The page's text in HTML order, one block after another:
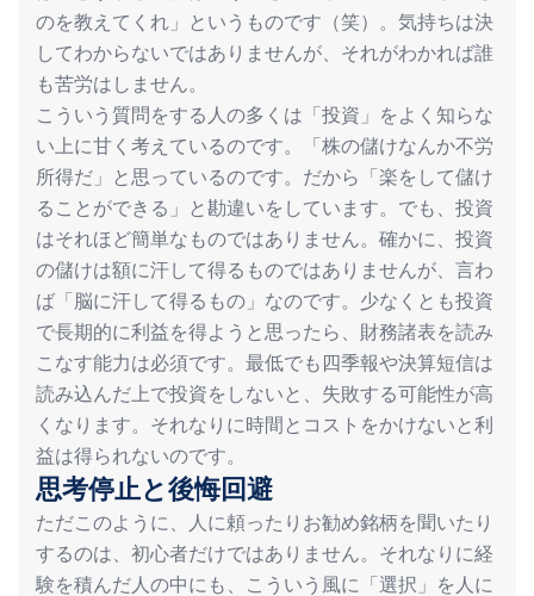
のを教えてくれ」というものです（笑）。気持ちは決
してわからないではありませんが、それがわかれば誰
も苦労はしません。
こういう質問をする人の多くは「投資」をよく知らな
い上に甘く考えているのです。「株の儲けなんか不労
所得だ」と思っているのです。だから「楽をして儲け
ることができる」と勘違いをしています。でも、投資
はそれほど簡単なものではありません。確かに、投資
の儲けは額に汗して得るものではありませんが、言わ
ば「脳に汗して得るもの」なのです。少なくとも投資
で長期的に利益を得ようと思ったら、財務諸表を読み
こなす能力は必須です。最低でも四季報や決算短信は
読み込んだ上で投資をしないと、失敗する可能性が高
くなります。それなりに時間とコストをかけないと利
益は得られないのです。
思考停止と後悔回避
ただこのように、人に頼ったりお勧め銘柄を聞いたり
するのは、初心者だけではありません。それなりに経
験を積んだ人の中にも、こういう風に「選択」を人に